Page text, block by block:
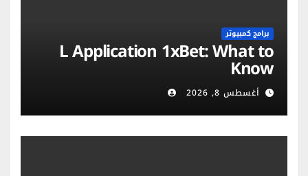
برامج كمبيوتر
L Application 1xBet: What to
Know
أغسطس 8, 2026